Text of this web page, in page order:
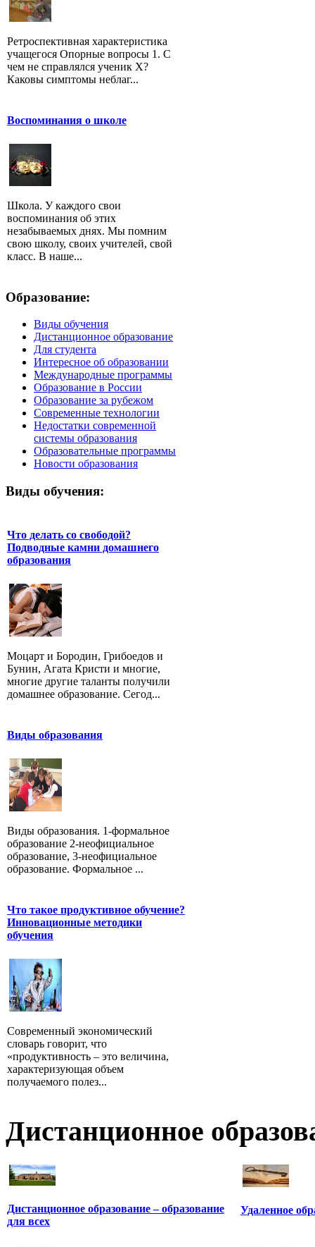
Ретроспективная характеристика
учащегося Опорные вопросы 1. С
чем не справлялся ученик Х?
Каковы симптомы неблаг...
Воспоминания о школе
Школа. У каждого свои
воспоминания об этих
незабываемых днях. Мы помним
свою школу, своих учителей, свой
класс. В наше...
Образование:
Виды обучения
Дистанционное образование
Для студента
Интересное об образовании
Международные программы
Образование в России
Образование за рубежом
Современные технологии
Недостатки современной
системы образования
Образовательные программы
Новости образования
Виды обучения:
Что делать со свободой?
Подводные камни домашнего
образования
Моцарт и Бородин, Грибоедов и
Бунин, Агата Кристи и многие,
многие другие таланты получили
домашнее образование. Сегод...
Виды образования
Виды образования. 1-формальное
образование 2-неофициальное
образование, 3-неофициальное
образование. Формальное ...
Что такое продуктивное обучение?
Инновационные методики
обучения
Современный экономический
словарь говорит, что
«продуктивность – это величина,
характеризующая объем
получаемого полез...
Дистанционное
Дистанционное образование – образование
для всех
Удаленное